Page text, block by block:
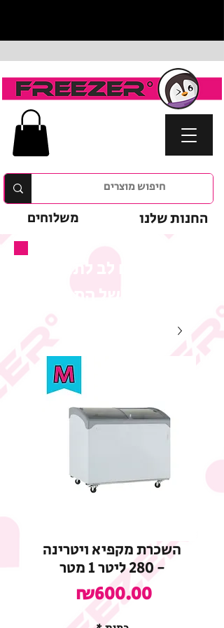
החנות שלנו משלוחים
המבצע של המוצר
השכרת מקפיא ויטרינה
- 280 ליטר 1 מטר
₪600.00